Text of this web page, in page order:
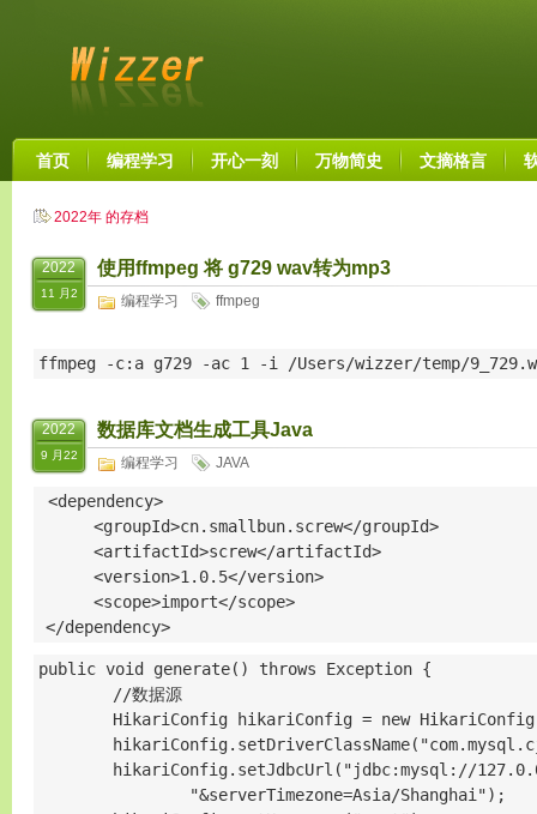
首页 编程学习 开心一刻 万物简史 文摘格言
2022年 的存档
2022
11 月2
使用ffmpeg 将 g729 wav转为mp3
编程学习 ffmpeg
ffmpeg -c:a g729 -ac 1 -i /Users/wizzer/temp/
2022
9 月22
数据库文档生成工具Java
编程学习 JAVA
<dependency>
      <groupId>cn.smallbun.screw</groupId>
      <artifactId>screw</artifactId>
      <version>1.0.5</version>
      <scope>import</scope>
</dependency>
public void generate() throws Exception {
        //数据源
HikariConfig hikariConfig = new
hikariConfig.setJdbcUrl("jdbc:mysql://
                "&serverTimezone=Asia/Shanghai");